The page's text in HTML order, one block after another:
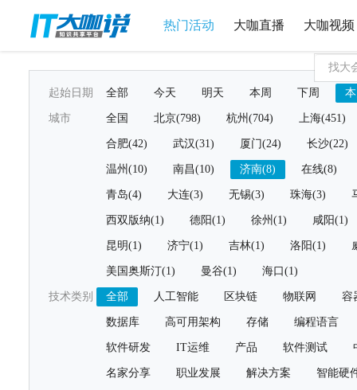
热门活动 大咖直播 大咖视频
起始日期 全部 今天 明天 本周 下周
城市 全国 北京(798) 杭州(704) 上海(451)
合肥(42) 武汉(31) 厦门(24) 长沙(22)
温州(10) 南昌(10) 济南(8) 在线(8)
青岛(4) 大连(3) 无锡(3) 珠海(3)
西双版纳(1) 德阳(1) 徐州(1) 咸阳(1)
昆明(1) 济宁(1) 吉林(1) 洛阳(1)
美国奥斯汀(1) 曼谷(1) 海口(1)
技术类别 全部 人工智能 区块链 物联网 容
数据库 高可用架构 存储 编程语言
软件研发 IT运维 产品 软件测试
名家分享 职业发展 解决方案 智能硬